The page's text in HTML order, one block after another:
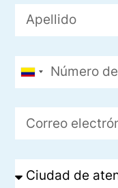
Colombia
+57